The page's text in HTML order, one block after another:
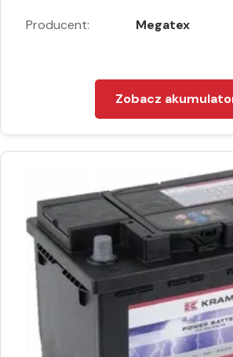
Producent: Megatex
Zobacz